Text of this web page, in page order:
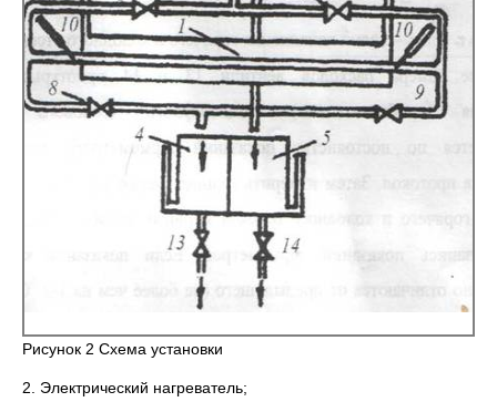
Рисунок 2 Схема установки
2. Электрический нагреватель;